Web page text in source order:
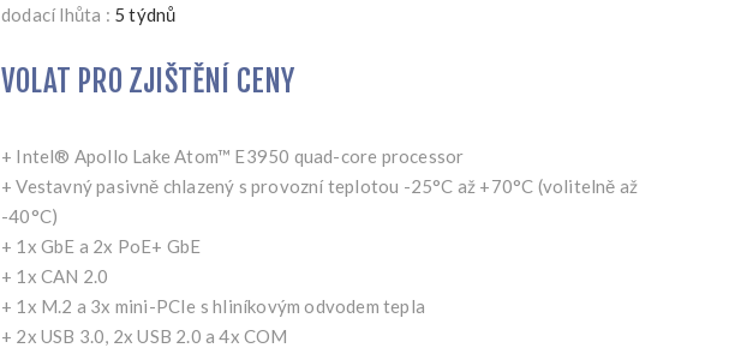
dodací lhůta : 5 týdnů
VOLAT PRO ZJIŠTĚNÍ CENY
+ Intel® Apollo Lake Atom™ E3950 quad-core processor
+ Vestavný pasivně chlazený s provozní teplotou -25°C až +70°C (volitelně až
-40°C)
+ 1x GbE a 2x PoE+ GbE
+ 1x CAN 2.0
+ 1x M.2 a 3x mini-PCIe s hliníkovým odvodem tepla
+ 2x USB 3.0, 2x USB 2.0 a 4x COM